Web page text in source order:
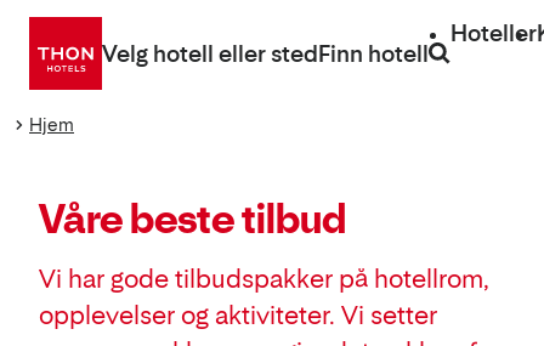
Gå
direkte
Velg hotell eller stedFinn hotell
Hoteller
Hjem
Våre beste tilbud
Vi har gode tilbudspakker på hotellrom,
opplevelser og aktiviteter. Vi setter